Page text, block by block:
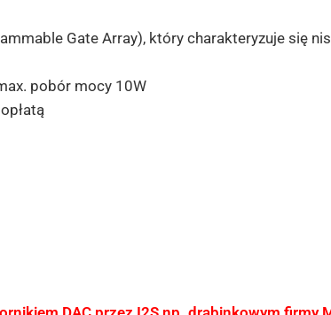
Gate Array), który charakteryzuje się
pobór mocy 10W